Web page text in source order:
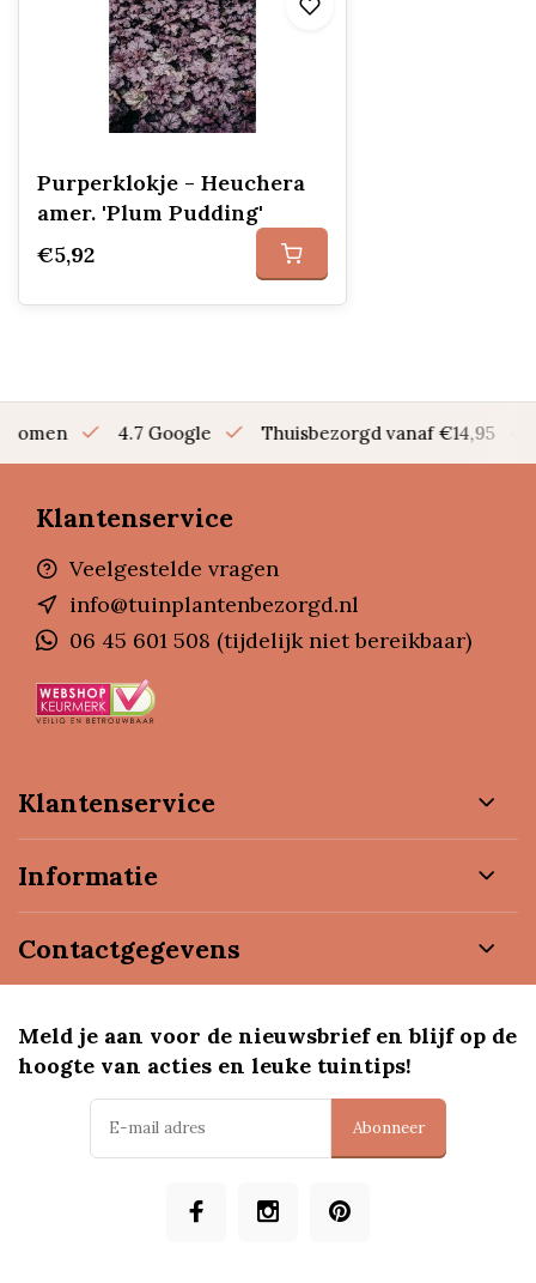
Purperklokje - Heuchera
amer. 'Plum Pudding'
€5,92
bomen 4.7 Google Thuisbezorgd vanaf €14,95
Klantenservice
Veelgestelde vragen
info@tuinplantenbezorgd.nl
06 45 601 508 (tijdelijk niet bereikbaar)
Klantenservice
Informatie
Contactgegevens
Meld je aan voor de nieuwsbrief en blijf op de
hoogte van acties en leuke tuintips!
Abonneer